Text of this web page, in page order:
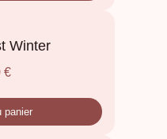
Winter
€
panier